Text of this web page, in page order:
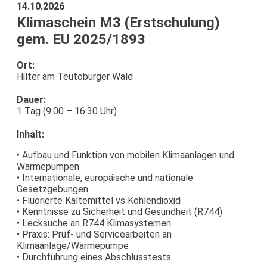
14.10.2026
Klimaschein M3 (Erstschulung)
gem. EU 2025/1893
Ort:
Hilter am Teutoburger Wald
Dauer:
1 Tag (9:00 – 16:30 Uhr)
Inhalt:
• Aufbau und Funktion von mobilen Klimaanlagen und
Wärmepumpen
• Internationale, europäische und nationale
Gesetzgebungen
• Fluorierte Kältemittel vs Kohlendioxid
• Kenntnisse zu Sicherheit und Gesundheit (R744)
• Lecksuche an R744 Klimasystemen
• Praxis: Prüf- und Servicearbeiten an
Klimaanlage/Wärmepumpe
• Durchführung eines Abschlusstests